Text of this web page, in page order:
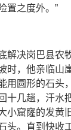
置之度外。”
解决岗巴县农
时，他亲临山
用圆形的石头
十几趟，汗水
小窟窿的发黄
头。直到快收